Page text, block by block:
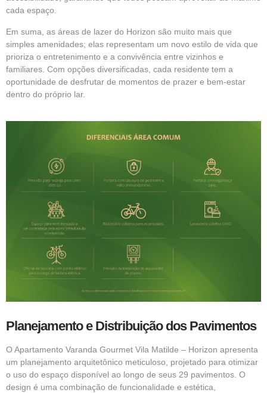
cada espaço.
Em suma, as áreas de lazer do Horizon são muito mais que
simples amenidades; elas representam um novo estilo de vida que
prioriza o entretenimento e a convivência entre vizinhos e
familiares. Com opções diversificadas, cada residente tem a
oportunidade de desfrutar de momentos de prazer e bem-estar
dentro do próprio lar.
Planejamento e Distribuição dos Pavimentos
O Apartamento Varanda Gourmet Vila Matilde – Horizon apresenta
um planejamento arquitetônico meticuloso, projetado para otimizar
o uso do espaço disponível ao longo de seus 29 pavimentos. O
design é uma combinação de funcionalidade e estética,